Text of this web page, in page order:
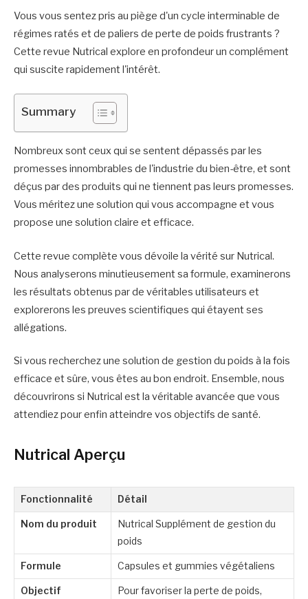
Vous vous sentez pris au piège d'un cycle interminable de
régimes ratés et de paliers de perte de poids frustrants ?
Cette revue Nutrical explore en profondeur un complément
qui suscite rapidement l'intérêt.
Summary
Nombreux sont ceux qui se sentent dépassés par les
promesses innombrables de l'industrie du bien-être, et sont
déçus par des produits qui ne tiennent pas leurs promesses.
Vous méritez une solution qui vous accompagne et vous
propose une solution claire et efficace.
Cette revue complète vous dévoile la vérité sur Nutrical.
Nous analyserons minutieusement sa formule, examinerons
les résultats obtenus par de véritables utilisateurs et
explorerons les preuves scientifiques qui étayent ses
allégations.
Si vous recherchez une solution de gestion du poids à la fois
efficace et sûre, vous êtes au bon endroit. Ensemble, nous
découvrirons si Nutrical est la véritable avancée que vous
attendiez pour enfin atteindre vos objectifs de santé.
Nutrical Aperçu
Fonctionnalité Détail
Nom du produit
Nutrical Supplément de gestion du
poids
Formule Capsules et gummies végétaliens
Objectif
Pour favoriser la perte de poids,